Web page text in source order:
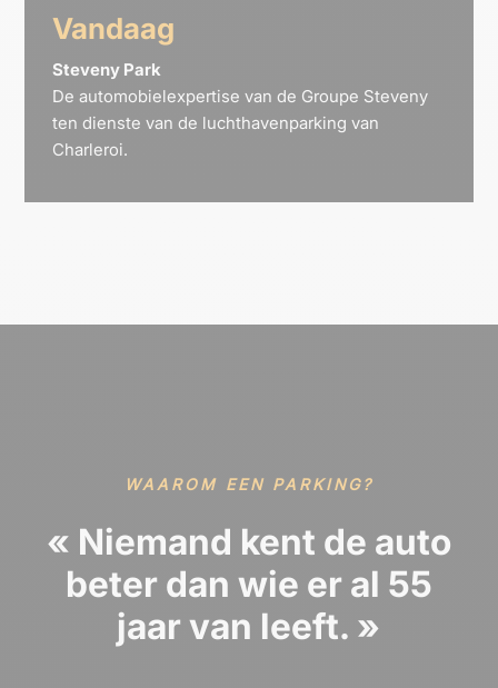
Vandaag
Steveny Park
De automobielexpertise van de Groupe Steveny
ten dienste van de luchthavenparking van
Charleroi.
WAAROM EEN PARKING?
« Niemand kent de auto
beter dan wie er al 55
jaar van leeft. »